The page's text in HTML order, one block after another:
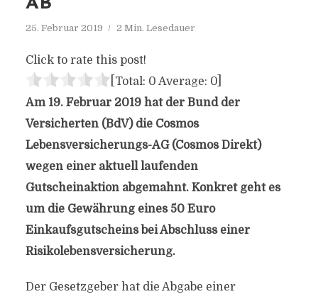
AB
25. Februar 2019 2 Min. Lesedauer
Click to rate this post!
[Total: 0 Average: 0]
Am 19. Februar 2019 hat der Bund der
Versicherten (BdV) die Cosmos
Lebensversicherungs-AG (Cosmos Direkt)
wegen einer aktuell laufenden
Gutscheinaktion abgemahnt. Konkret geht es
um die Gewährung eines 50 Euro
Einkaufsgutscheins bei Abschluss einer
Risikolebensversicherung.
Der Gesetzgeber hat die Abgabe einer